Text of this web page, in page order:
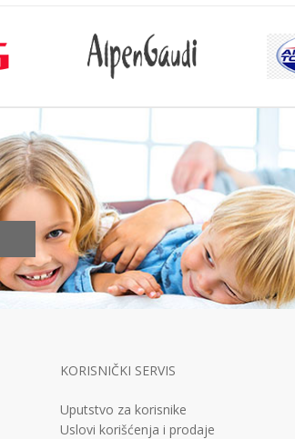
KORISNIČKI SERVIS
Uputstvo za korisnike
Uslovi korišćenja i prodaje